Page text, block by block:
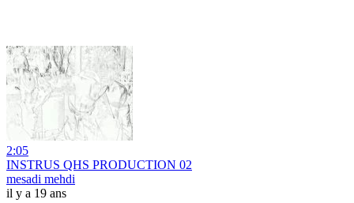
2:05
INSTRUS QHS PRODUCTION 02
mesadi mehdi
il y a 19 ans